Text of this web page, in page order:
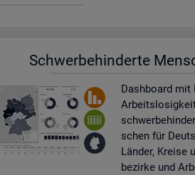
Schwer­be­hin­der­te
Dash­board mit
schen für
Län­der, Krei­se
be­zir­ke und